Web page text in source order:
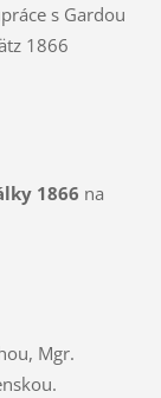
s Gardou
1866
1866 na
Mgr.